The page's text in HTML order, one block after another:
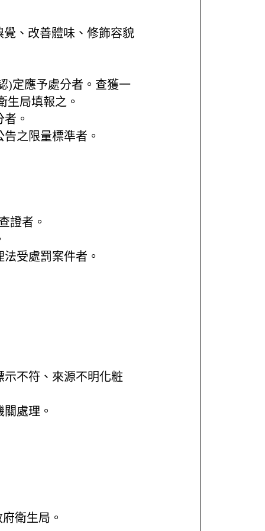
、改善體味、修飾容貌
)定應予處分者。查獲一
生局填報之。
。
之限量標準者。
證者。
受處罰案件者。
不符、來源不明化粧
處理。
衛生局。